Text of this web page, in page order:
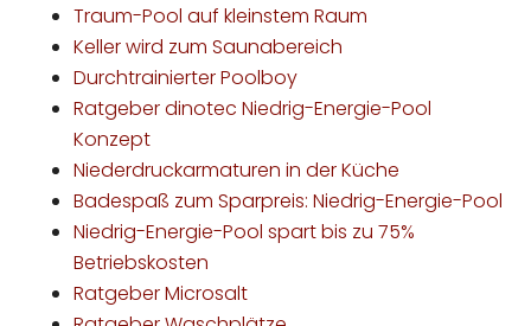
Traum-Pool auf kleinstem Raum
Keller wird zum Saunabereich
Durchtrainierter Poolboy
Ratgeber dinotec Niedrig-Energie-Pool
Konzept
Niederdruckarmaturen in der Küche
Badespaß zum Sparpreis: Niedrig-Energie-Pool
Niedrig-Energie-Pool spart bis zu 75%
Betriebskosten
Ratgeber Microsalt